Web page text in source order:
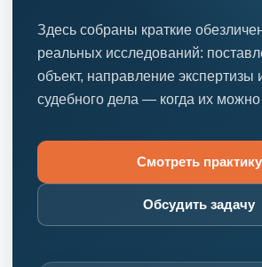
Здесь собраны краткие
реальных исследований:
объект, направление экспертизы
судебного дела — когда их
Смотреть практику
Обсудить задачу